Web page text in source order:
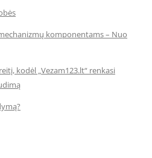
komponentams – Nuo
kodėl „Vezam123.lt“ renkasi